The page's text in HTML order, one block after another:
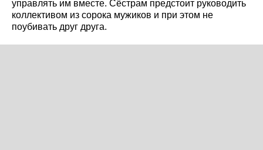
управлять им вместе. Сёстрам предстоит руководить
коллективом из сорока мужиков и при этом не
поубивать друг друга.